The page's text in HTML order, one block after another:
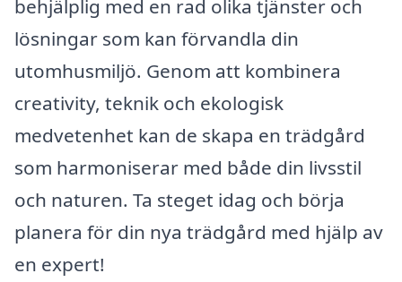
behjälplig med en rad olika tjänster och
lösningar som kan förvandla din
utomhusmiljö. Genom att kombinera
creativity, teknik och ekologisk
medvetenhet kan de skapa en trädgård
som harmoniserar med både din livsstil
och naturen. Ta steget idag och börja
planera för din nya trädgård med hjälp av
en expert!